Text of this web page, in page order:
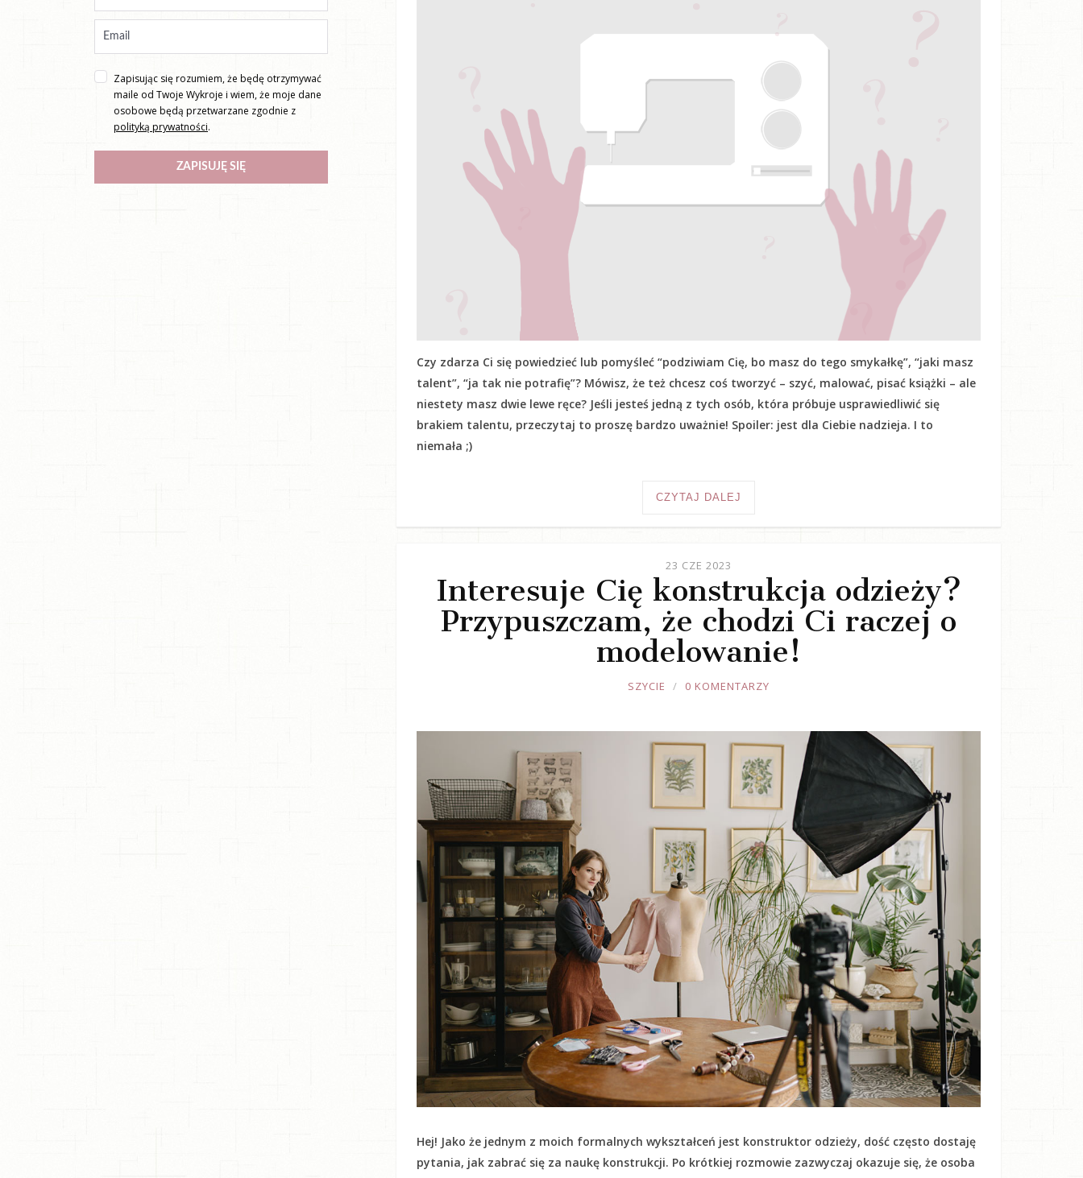
Czy zdarza Ci się powiedzieć lub pomyśleć “podziwiam Cię, bo masz do tego smykałkę”, “jaki masz
talent”, “ja tak nie potrafię”? Mówisz, że też chcesz coś tworzyć – szyć, malować, pisać książki – ale
niestety masz dwie lewe ręce? Jeśli jesteś jedną z tych osób, która próbuje usprawiedliwić się
brakiem talentu, przeczytaj to proszę bardzo uważnie! Spoiler: jest dla Ciebie nadzieja. I to
niemała ;)
CZYTAJ DALEJ
23 CZE 2023
Interesuje Cię konstrukcja odzieży?
Przypuszczam, że chodzi Ci raczej o
modelowanie!
JOULE
SZYCIE 0 KOMENTARZY
Hej! Jako że jednym z moich formalnych wykształceń jest konstruktor odzieży, dość często dostaję
pytania, jak zabrać się za naukę konstrukcji. Po krótkiej rozmowie zazwyczaj okazuje się, że osoba
Zapisując się rozumiem, że będę otrzymywać
maile od Twoje Wykroje i wiem, że moje dane
osobowe będą przetwarzane zgodnie z
polityką prywatności.
ZAPISUJĘ SIĘ